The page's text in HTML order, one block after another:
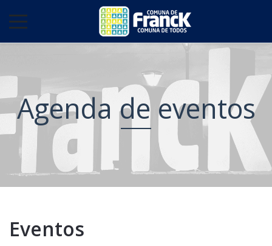
Agenda de eventos
Eventos